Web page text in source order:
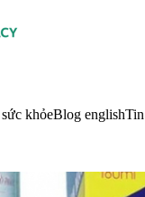
khỏeBlog english